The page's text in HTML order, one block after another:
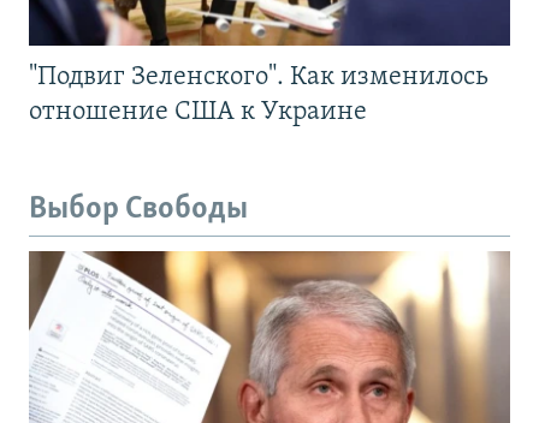
"Подвиг Зеленского". Как изменилось
отношение США к Украине
Выбор Свободы